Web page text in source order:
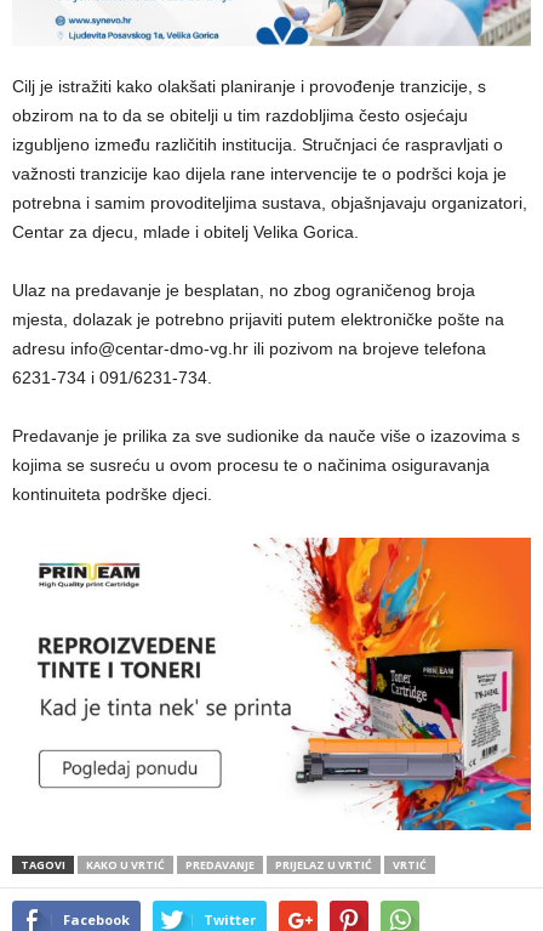
Cilj je istražiti kako olakšati planiranje i provođenje tranzicije, s
obzirom na to da se obitelji u tim razdobljima često osjećaju
izgubljeno između različitih institucija. Stručnjaci će raspravljati o
važnosti tranzicije kao dijela rane intervencije te o podršci koja je
potrebna i samim provoditeljima sustava, objašnjavaju organizatori,
Centar za djecu, mlade i obitelj Velika Gorica.
Ulaz na predavanje je besplatan, no zbog ograničenog broja
mjesta, dolazak je potrebno prijaviti putem elektroničke pošte na
adresu info@centar-dmo-vg.hr ili pozivom na brojeve telefona
6231-734 i 091/6231-734.
Predavanje je prilika za sve sudionike da nauče više o izazovima s
kojima se susreću u ovom procesu te o načinima osiguravanja
kontinuiteta podrške djeci.
TAGOVI KAKO U VRTIĆ PREDAVANJE PRIJELAZ U VRTIĆ VRTIĆ
Facebook Twitter